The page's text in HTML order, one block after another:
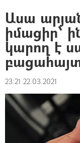
Ասա
իմացիր՝
կարող է
23:21 22.03.2021